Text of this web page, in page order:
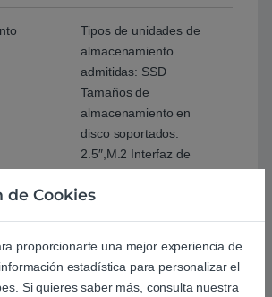
Tipos de unidades de
almacenamiento
admitidas: SSD
Tamaños de
almacenamiento en
disco soportados:
2.5″,M.2 Interfaz de
almacenamiento: PCI
2 x Thunderbolt™ 4
de Cookies
proporcionarte una mejor experiencia de
estadística para personalizar el
Si quieres saber más, consulta nuestra